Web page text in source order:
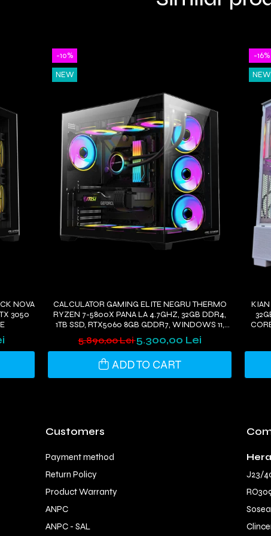
NOVA
3050
-10%
NEW
CALCULATOR GAMING ELITE NEGRU THERMO
RYZEN 7-5800X PANA LA 4.7GHZ, 32GB DDR4,
1TB SSD, RTX5060 8GB GDDR7, WINDOWS 11,
WI-FI 6
5.890,00 Lei5.300,00 Lei
ADD TO CART
-16%
NEW
Customers
Payment method
Return Policy
Product Warranty
ANPC
ANPC - SAL
J23/